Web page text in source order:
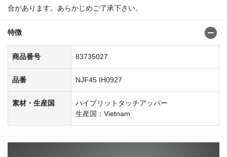
合があります。あらかじめご了承下さい。
特徴
商品番号 83735027
品番 NJF45 IH0927
素材・生産国
ハイブリットタッチアッパー
生産国：Vietnam